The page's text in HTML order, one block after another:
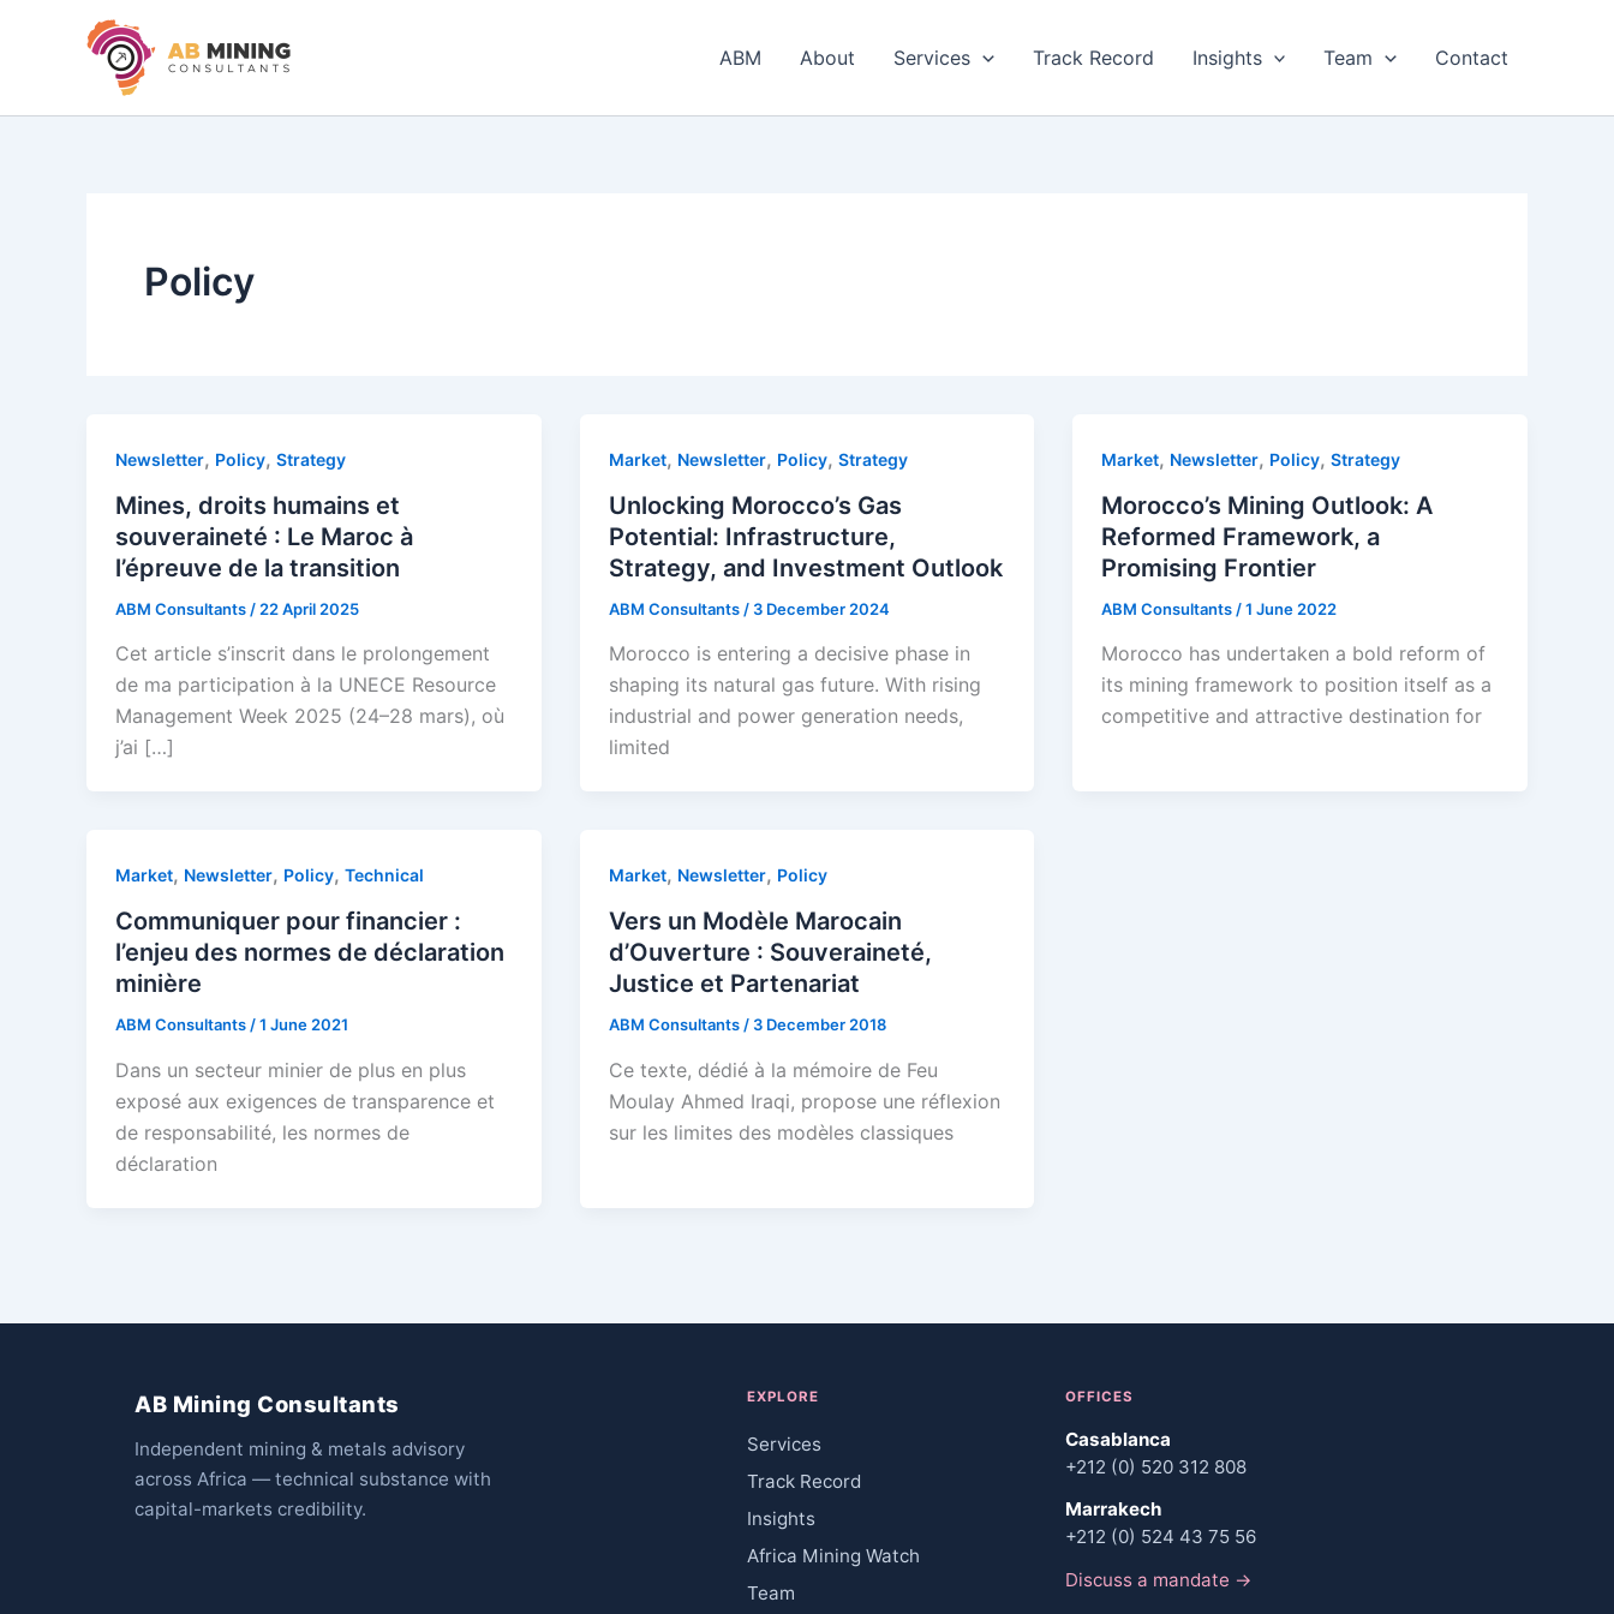
ABM About Services Track Record Insights Team Contact
Policy
Newsletter, Policy, Strategy
Mines, droits humains et
souveraineté : Le Maroc à
l’épreuve de la transition
ABM Consultants / 22 April 2025
Cet article s’inscrit dans le prolongement
de ma participation à la UNECE Resource
Management Week 2025 (24–28 mars), où
j’ai […]
Market, Newsletter, Policy, Strategy
Unlocking Morocco’s Gas
Potential: Infrastructure,
Strategy, and Investment Outlook
ABM Consultants / 3 December 2024
Morocco is entering a decisive phase in
shaping its natural gas future. With rising
industrial and power generation needs,
limited
Market, Newsletter, Policy,Strategy
Morocco’s Mining Outlook: A
Reformed Framework, a
Promising Frontier
ABM Consultants /1 June 2022
Morocco has undertaken a bold reform of
its mining framework to position itself as a
competitive and attractive destination for
Market, Newsletter, Policy, Technical
Communiquer pour financier :
l’enjeu des normes de déclaration
minière
ABM Consultants /1 June 2021
Dans un secteur minier de plus en plus
exposé aux exigences de transparence et
de responsabilité, les normes de
déclaration
Market, Newsletter, Policy
Vers un Modèle Marocain
d’Ouverture : Souveraineté,
Justice et Partenariat
ABM Consultants / 3 December 2018
Ce texte, dédié à la mémoire de Feu
Moulay Ahmed Iraqi, propose une réflexion
sur les limites des modèles classiques
AB Mining Consultants
Independent mining & metals advisory
across Africa — technical substance with
capital-markets credibility.
EXPLORE
Services
Track Record
Insights
Africa Mining Watch
Team
OFFICES
Casablanca
+212 (0) 520 312 808
Marrakech
+212 (0) 524 43 75 56
Discuss a mandate →